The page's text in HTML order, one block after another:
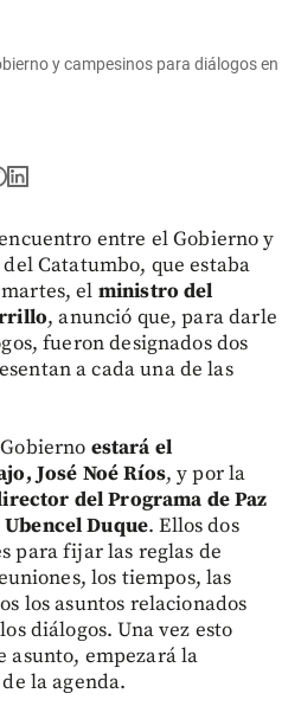
y campesinos para diálogos en
entre el Gobierno y
Catatumbo, que estaba
el ministro del
, anunció que, para darle
fueron designados dos
a cada una de las
estará el
José Noé Ríos, y por la
del Programa de Paz
Duque. Ellos dos
para fijar las reglas de
los tiempos, las
los asuntos relacionados
diálogos. Una vez esto
asunto, empezará la
la agenda.